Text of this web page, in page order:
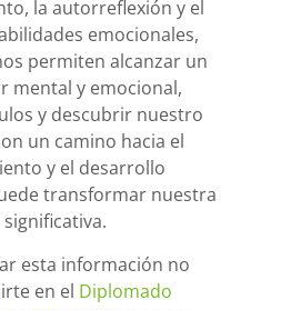
la autorreflexión y el
emocionales,
permiten alcanzar un
mental y emocional,
y descubrir nuestro
un camino hacia el
y el desarrollo
transformar nuestra
esta información no
en el Diplomado